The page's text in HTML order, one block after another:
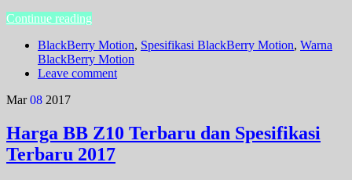
Continue reading
BlackBerry Motion, Spesifikasi BlackBerry Motion, Warna
BlackBerry Motion
Leave comment
Mar 08 2017
Harga BB Z10 Terbaru dan Spesifikasi
Terbaru 2017